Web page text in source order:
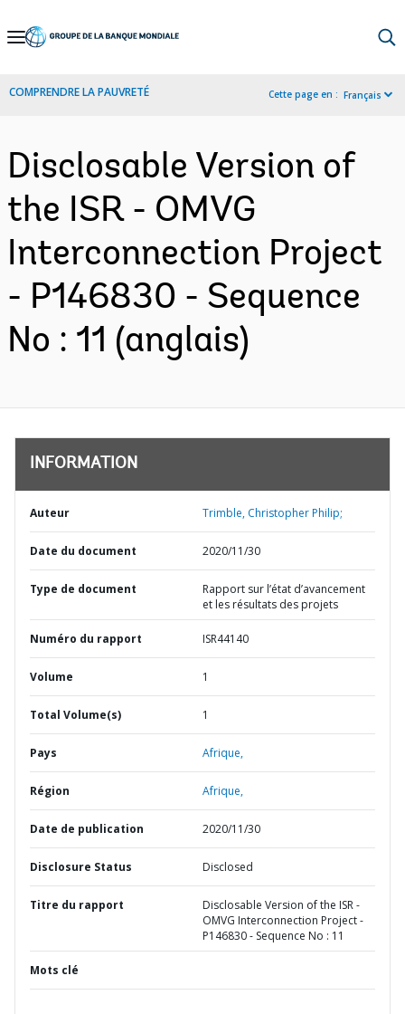
Skip
Navigation
COMPRENDRE LA PAUVRETÉ Cette page en : Français
Disclosable Version of
the ISR - OMVG
Interconnection Project
- P146830 - Sequence
No : 11 (anglais)
INFORMATION
Auteur Trimble, Christopher Philip;
Date du document 2020/11/30
Type de document
Rapport sur l’état d’avancement
et les résultats des projets
Numéro du rapport ISR44140
Volume 1
Total Volume(s) 1
Pays Afrique,
Région Afrique,
Date de publication 2020/11/30
Disclosure Status Disclosed
Titre du rapport
Disclosable Version of the ISR -
OMVG Interconnection Project -
P146830 - Sequence No : 11
Mots clé